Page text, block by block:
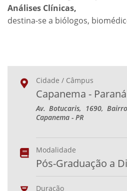
Análises Clínicas,
destina-se a biólogos,
Cidade / Câmpus
Capanema - Paraná
Av. Botucaris, 1690,
Capanema - PR
Modalidade
Pós-Graduação a
Duração